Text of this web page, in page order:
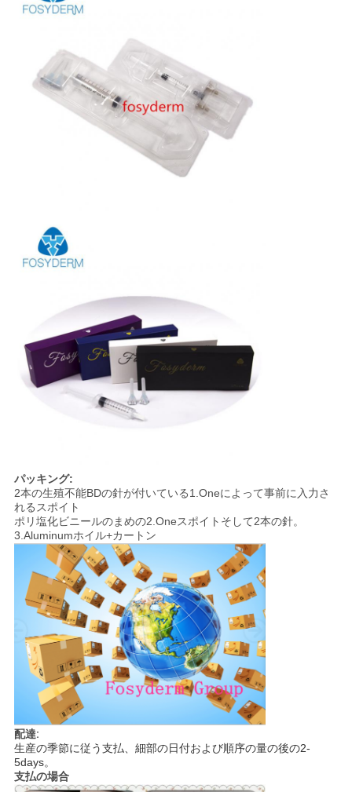
パッキング:
2本の生殖不能BDの針が付いている1.Oneによって事前に入力さ
れるスポイト
ポリ塩化ビニールのまめの2.Oneスポイトそして2本の針。
3.Aluminumホイル+カートン
配達:
生産の季節に従う支払、細部の日付および順序の量の後の2-
5days。
支払の場合